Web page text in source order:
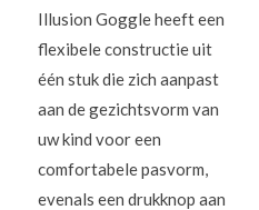
Illusion Goggle heeft een
flexibele constructie uit
één stuk die zich aanpast
aan de gezichtsvorm van
uw kind voor een
comfortabele pasvorm,
evenals een drukknop aan